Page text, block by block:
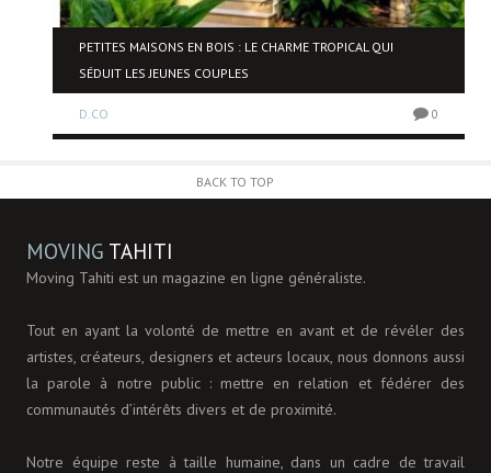
PETITES MAISONS EN BOIS : LE CHARME TROPICAL QUI
SÉDUIT LES JEUNES COUPLES
D.CO 0
BACK TO TOP
MOVING TAHITI
Moving Tahiti est un magazine en ligne généraliste.
Tout en ayant la volonté de mettre en avant et de révéler des
artistes, créateurs, designers et acteurs locaux, nous donnons aussi
la parole à notre public : mettre en relation et fédérer des
communautés d’intérêts divers et de proximité.
Notre équipe reste à taille humaine, dans un cadre de travail